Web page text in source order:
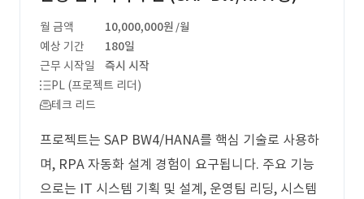
월 금액 10,000,000원 /월
예상 기간
180일
근무 시작일
즉시 시작
PL (프로젝트 리더)
테크 리드
프로젝트는 SAP BW4/HANA를 핵심 기술로 사용하
며, RPA 자동화 설계 경험이 요구됩니다. 주요 기능
으로는 IT 시스템 기획 및 설계, 운영팀 리딩, 시스템